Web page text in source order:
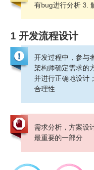
有bug进行分析 3.
1 开发流程设计
开发过程中，参与
架构师确定需求的
并进行正确地设计
合理性
需求分析，方案设
最重要的一部分